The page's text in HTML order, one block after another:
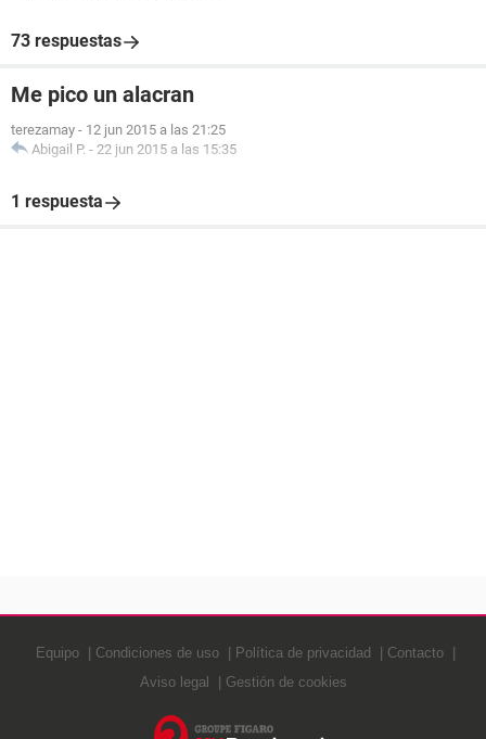
73 respuestas
Me pico un alacran
terezamay - 12 jun 2015 a las 21:25
Abigail P. - 22 jun 2015 a las 15:35
1 respuesta
Equipo Condiciones de uso Política de privacidad
Contacto
Aviso legal
Gestión de cookies